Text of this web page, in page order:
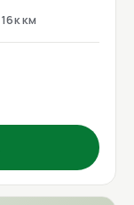
16к км